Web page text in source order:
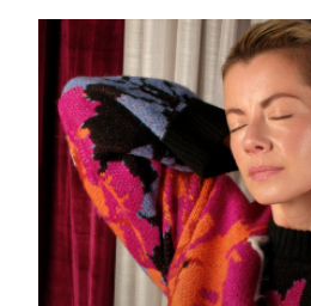
Tailândia
Turquia
Emirados Árabes
Unidos
Reino Unido
Estados Unidos